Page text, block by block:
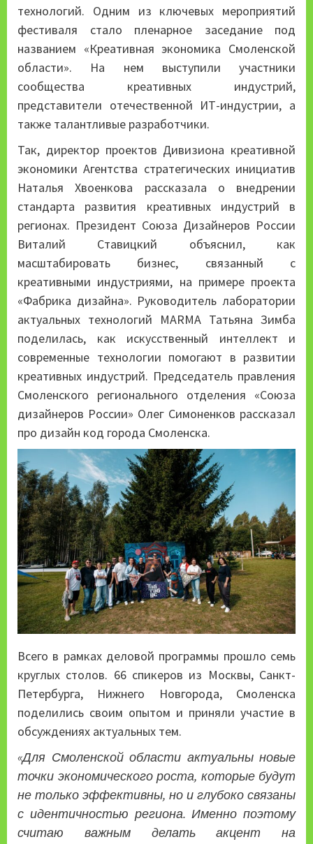
технологий. Одним из ключевых мероприятий
фестиваля стало пленарное заседание под
названием «Креативная экономика Смоленской
области». На нем выступили участники
сообщества креативных индустрий,
представители отечественной ИТ-индустрии, а
также талантливые разработчики.
Так, директор проектов Дивизиона креативной
экономики Агентства стратегических инициатив
Наталья Хвоенкова рассказала о внедрении
стандарта развития креативных индустрий в
регионах. Президент Союза Дизайнеров России
Виталий Ставицкий объяснил, как
масштабировать бизнес, связанный с
креативными индустриями, на примере проекта
«Фабрика дизайна». Руководитель лаборатории
актуальных технологий MARMA Татьяна Зимба
поделилась, как искусственный интеллект и
современные технологии помогают в развитии
креативных индустрий. Председатель правления
Смоленского регионального отделения «Союза
дизайнеров России» Олег Симоненков рассказал
про дизайн код города Смоленска.
Всего в рамках деловой программы прошло семь
круглых столов. 66 спикеров из Москвы, Санкт-
Петербурга, Нижнего Новгорода, Смоленска
поделились своим опытом и приняли участие в
обсуждениях актуальных тем.
«Для Смоленской области актуальны новые
точки экономического роста, которые будут
не только эффективны, но и глубоко связаны
с идентичностью региона. Именно поэтому
считаю важным делать акцент на